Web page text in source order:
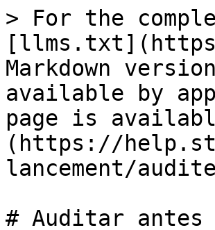
> For the
Markdown
available by
page is
(https://
lancement/
# Auditar